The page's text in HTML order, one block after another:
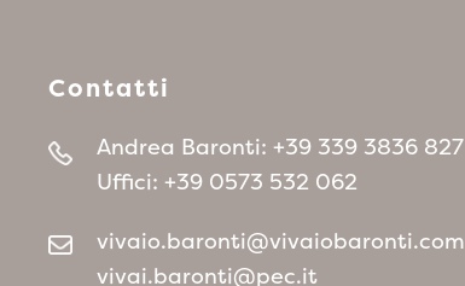
Contatti
Andrea Baronti: +39 339 3836 827
Uffici: +39 0573 532 062
vivaio.baronti@vivaiobaronti.com
vivai.baronti@pec.it